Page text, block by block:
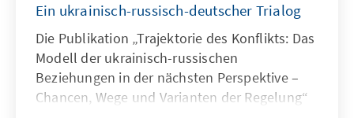
Ein ukrainisch-russisch-deutscher Trialog
Die Publikation „Trajektorie des Konflikts: Das
Modell der ukrainisch-russischen
Beziehungen in der nächsten Perspektive –
Chancen, Wege und Varianten der Regelung“